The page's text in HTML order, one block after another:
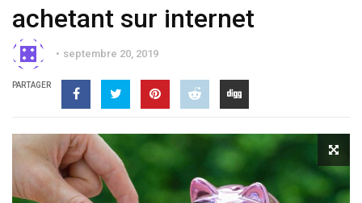
achetant sur internet
septembre 20, 2019
PARTAGER